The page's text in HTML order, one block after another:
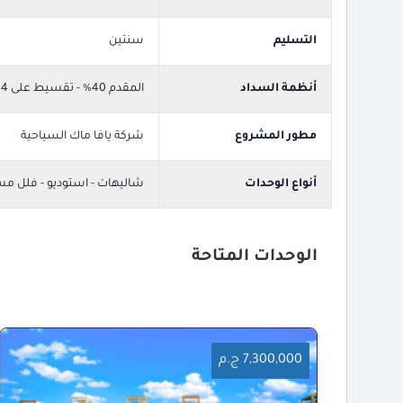
التسليم سنتين
أنظمة السداد المقدم 40% - تقسيط على 4
مطور المشروع شركة يافا ماك السياحية
أنواع الوحدات شاليهات - استوديو - فلل
الوحدات المتاحة
7,300,000 ج.م